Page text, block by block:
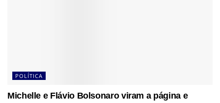
POLÍTICA
Michelle e Flávio Bolsonaro viram a página e